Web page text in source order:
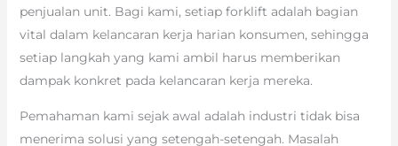
penjualan unit. Bagi kami, setiap forklift adalah bagian
vital dalam kelancaran kerja harian konsumen, sehingga
setiap langkah yang kami ambil harus memberikan
dampak konkret pada kelancaran kerja mereka.
Pemahaman kami sejak awal adalah industri tidak bisa
menerima solusi yang setengah-setengah. Masalah